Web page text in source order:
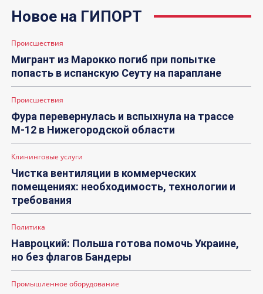
Новое на ГИПОРТ
Происшествия
Мигрант из Марокко погиб при попытке
попасть в испанскую Сеуту на параплане
Происшествия
Фура перевернулась и вспыхнула на трассе
М-12 в Нижегородской области
Клининговые услуги
Чистка вентиляции в коммерческих
помещениях: необходимость, технологии и
требования
Политика
Навроцкий: Польша готова помочь Украине,
но без флагов Бандеры
Промышленное оборудование